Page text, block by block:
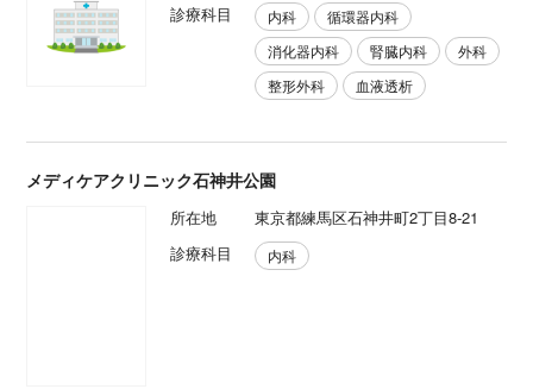
診療科目
内科
循環器内科
消化器内科
腎臓内科
外科
整形外科
血液透析
メディケアクリニック石神井公園
所在地
東京都練馬区石神井町2丁目8-21
診療科目
内科